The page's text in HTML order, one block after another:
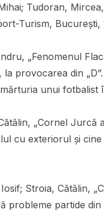
Tudoran, Mircea,
Turism, București,
„Fenomenul
la provocarea din
unui fotbalist
„Cornel Jurcă
cu exteriorul și
Stroia, Cătălin,
probleme partide din